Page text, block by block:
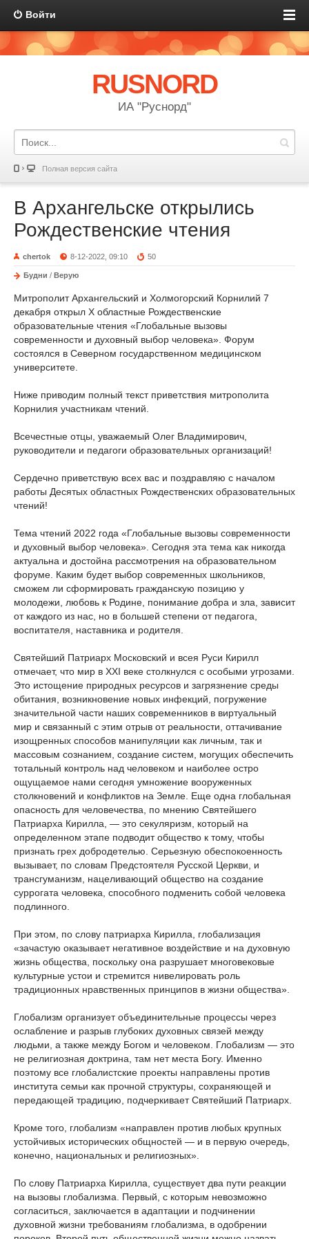
Войти
RUSNORD
ИА "Руснорд"
Полная версия сайта
В Архангельске открылись
Рождественские чтения
chertok 8-12-2022, 09:10 50
Будни / Верую
Митрополит Архангельский и Холмогорский Корнилий 7
декабря открыл Х областные Рождественские
образовательные чтения «Глобальные вызовы
современности и духовный выбор человека». Форум
состоялся в Северном государственном медицинском
университете.
Ниже приводим полный текст приветствия митрополита
Корнилия участникам чтений.
Всечестные отцы, уважаемый Олег Владимирович,
руководители и педагоги образовательных организаций!
Сердечно приветствую всех вас и поздравляю с началом
работы Десятых областных Рождественских образовательных
чтений!
Тема чтений 2022 года «Глобальные вызовы современности
и духовный выбор человека». Сегодня эта тема как никогда
актуальна и достойна рассмотрения на образовательном
форуме. Каким будет выбор современных школьников,
сможем ли сформировать гражданскую позицию у
молодежи, любовь к Родине, понимание добра и зла, зависит
от каждого из нас, но в большей степени от педагога,
воспитателя, наставника и родителя.
Святейший Патриарх Московский и всея Руси Кирилл
отмечает, что мир в XXI веке столкнулся с особыми угрозами.
Это истощение природных ресурсов и загрязнение среды
обитания, возникновение новых инфекций, погружение
значительной части наших современников в виртуальный
мир и связанный с этим отрыв от реальности, оттачивание
изощренных способов манипуляции как личным, так и
массовым сознанием, создание систем, могущих обеспечить
тотальный контроль над человеком и наиболее остро
ощущаемое нами сегодня умножение вооруженных
столкновений и конфликтов на Земле. Еще одна глобальная
опасность для человечества, по мнению Святейшего
Патриарха Кирилла, — это секуляризм, который на
определенном этапе подводит общество к тому, чтобы
признать грех добродетелью. Серьезную обеспокоенность
вызывает, по словам Предстоятеля Русской Церкви, и
трансгуманизм, нацеливающий общество на создание
суррогата человека, способного подменить собой человека
подлинного.
При этом, по слову патриарха Кирилла, глобализация
«зачастую оказывает негативное воздействие и на духовную
жизнь общества, поскольку она разрушает многовековые
культурные устои и стремится нивелировать роль
традиционных нравственных принципов в жизни общества».
Глобализм организует объединительные процессы через
ослабление и разрыв глубоких духовных связей между
людьми, а также между Богом и человеком. Глобализм — это
не религиозная доктрина, там нет места Богу. Именно
поэтому все глобалистские проекты направлены против
института семьи как прочной структуры, сохраняющей и
передающей традицию, подчеркивает Святейший Патриарх.
Кроме того, глобализм «направлен против любых крупных
устойчивых исторических общностей — и в первую очередь,
конечно, национальных и религиозных».
По слову Патриарха Кирилла, существует два пути реакции
на вызовы глобализма. Первый, с которым невозможно
согласиться, заключается в адаптации и подчинении
духовной жизни требованиям глобализма, в одобрении